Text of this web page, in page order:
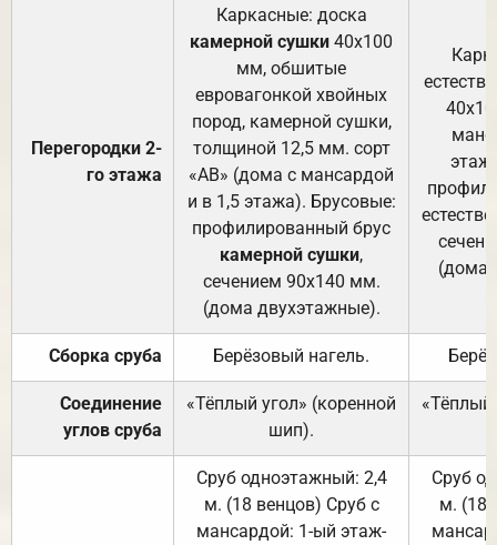
Перегородки 2-
го этажа
Каркасные: доска
камерной сушки 40х100
мм, обшитые
евровагонкой хвойных
пород, камерной сушки,
толщиной 12,5 мм. сорт
«АВ» (дома с мансардой
и в 1,5 этажа). Брусовые:
профилированный брус
камерной сушки,
сечением 90х140 мм.
(дома двухэтажные).
(дома
Сборка сруба Берёзовый нагель.
Соединение
углов сруба
«Тёплый угол» (коренной
шип).
«Тёплый
Сруб одноэтажный: 2,4
м. (18 венцов) Сруб с
мансардой: 1-ый этаж-
Сруб
м. (18